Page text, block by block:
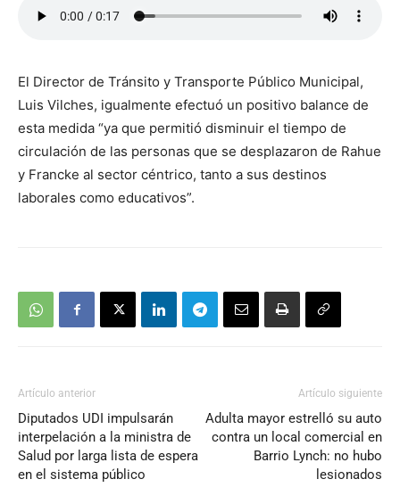
El Director de Tránsito y Transporte Público Municipal,
Luis Vilches, igualmente efectuó un positivo balance de
esta medida “ya que permitió disminuir el tiempo de
circulación de las personas que se desplazaron de Rahue
y Francke al sector céntrico, tanto a sus destinos
laborales como educativos”.
Artículo anterior
Diputados UDI impulsarán
interpelación a la ministra de
Salud por larga lista de espera
en el sistema público
Artículo siguiente
Adulta mayor estrelló su auto
contra un local comercial en
Barrio Lynch: no hubo
lesionados